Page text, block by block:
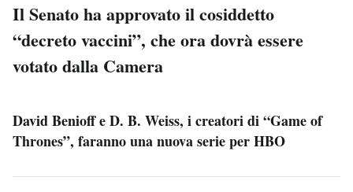
Il Senato ha approvato il cosiddetto
“decreto vaccini”, che ora dovrà essere
votato dalla Camera
David Benioff e D. B. Weiss, i creatori di “Game of
Thrones”, faranno una nuova serie per HBO